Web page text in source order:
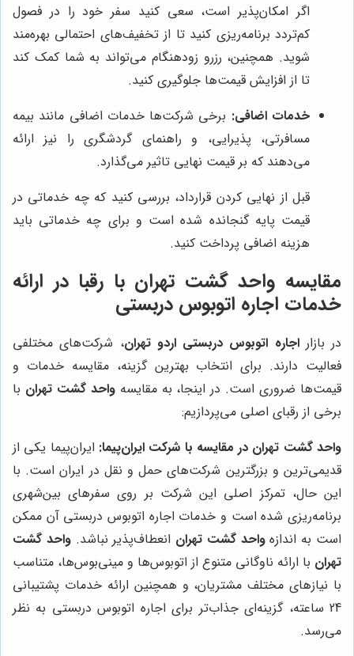
اگر امکان‌پذیر است، سعی کنید سفر خود را در فصول
کم‌تردد برنامه‌ریزی کنید تا از تخفیف‌های احتمالی بهره‌مند
شوید. همچنین، رزرو زودهنگام می‌تواند به شما کمک کند
تا از افزایش قیمت‌ها جلوگیری کنید.
خدمات اضافی: برخی شرکت‌ها خدمات اضافی مانند بیمه
مسافرتی، پذیرایی، و راهنمای گردشگری را نیز ارائه
می‌دهند که بر قیمت نهایی تاثیر می‌گذارد.
قبل از نهایی کردن قرارداد، بررسی کنید که چه خدماتی در
قیمت پایه گنجانده شده است و برای چه خدماتی باید
هزینه اضافی پرداخت کنید.
مقایسه واحد گشت تهران با رقبا در ارائه
خدمات اجاره اتوبوس دربستی
در بازاراجاره اتوبوس دربستی اردو تهران، شرکت‌های مختلفی
فعالیت دارند. برای انتخاب بهترین گزینه، مقایسه خدمات و
قیمت‌ها ضروری است. در اینجا، به مقایسهواحد گشت تهران با
برخی از رقبای اصلی می‌پردازیم:
واحد گشت تهران در مقایسه با شرکت ایران‌پیما: ایران‌پیما یکی از
قدیمی‌ترین و بزرگترین شرکت‌های حمل و نقل در ایران است. با
این حال، تمرکز اصلی این شرکت بر روی سفرهای بین‌شهری
برنامه‌ریزی شده است و خدمات اجاره اتوبوس دربستی آن ممکن
است به اندازهواحد گشت تهران انعطاف‌پذیر نباشد.واحد گشت
تهران با ارائه ناوگانی متنوع از اتوبوس‌ها و مینی‌بوس‌ها، متناسب
با نیازهای مختلف مشتریان، و همچنین ارائه خدمات پشتیبانی
24 ساعته، گزینه‌ای جذاب‌تر برای اجاره اتوبوس دربستی به نظر
می‌رسد.